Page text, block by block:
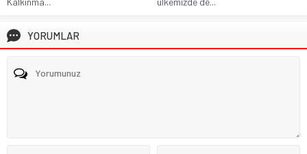
YORUMLAR